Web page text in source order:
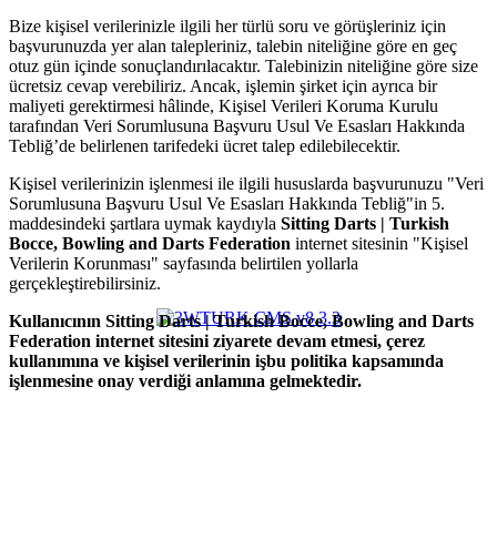
Bize kişisel verilerinizle ilgili her türlü soru ve görüşleriniz için
başvurunuzda yer alan talepleriniz, talebin niteliğine göre en geç
otuz gün içinde sonuçlandırılacaktır. Talebinizin niteliğine göre size
ücretsiz cevap verebiliriz. Ancak, işlemin şirket için ayrıca bir
maliyeti gerektirmesi hâlinde, Kişisel Verileri Koruma Kurulu
tarafından Veri Sorumlusuna Başvuru Usul Ve Esasları Hakkında
Tebliğ’de belirlenen tarifedeki ücret talep edilebilecektir.
Kişisel verilerinizin işlenmesi ile ilgili hususlarda başvurunuzu "Veri
Sorumlusuna Başvuru Usul Ve Esasları Hakkında Tebliğ"in 5.
maddesindeki şartlara uymak kaydıyla Sitting Darts | Turkish
Bocce, Bowling and Darts Federation internet sitesinin "Kişisel
Verilerin Korunması" sayfasında belirtilen yollarla
gerçekleştirebilirsiniz.
Kullanıcının Sitting Darts | Turkish Bocce, Bowling and Darts
Federation internet sitesini ziyarete devam etmesi, çerez
kullanımına ve kişisel verilerinin işbu politika kapsamında
işlenmesine onay verdiği anlamına gelmektedir.